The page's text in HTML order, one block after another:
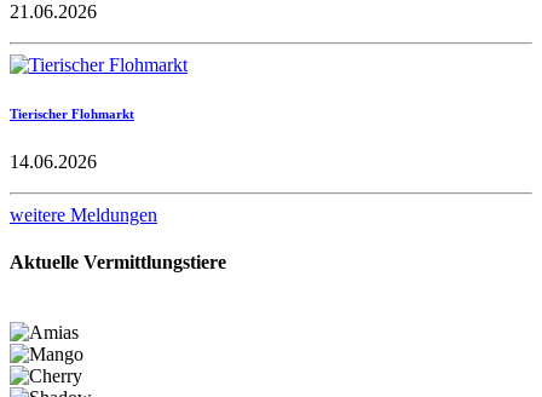
21.06.2026
Tierischer Flohmarkt
14.06.2026
weitere Meldungen
Aktuelle Vermittlungstiere